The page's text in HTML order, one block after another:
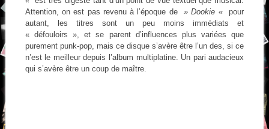
Attention, on est pas revenu à l’époque de
» Dookie «
pour
autant, les titres sont un peu moins immédiats et
« défouloirs », et se parent d’influences plus variées que
purement punk-pop, mais ce disque s’avère être l’un des, si ce
n’est le meilleur depuis l’album multiplatine. Un pari audacieux
qui s’avère être un coup de maître.